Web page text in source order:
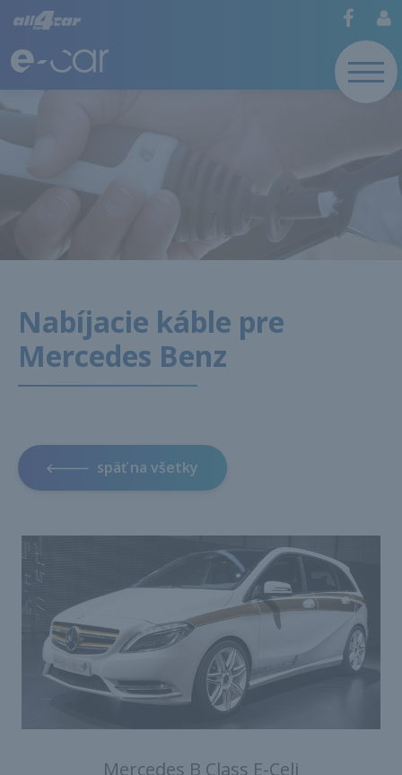
Nabíjacie káble pre
Mercedes Benz
späť na všetky
Mercedes B Class E-Celi